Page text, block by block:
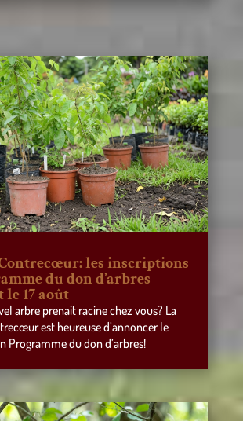
les inscriptions
du don d’arbres
17 août
arbre prenait racine chez vous? La
est heureuse d’annoncer le
Programme du don d’arbres!